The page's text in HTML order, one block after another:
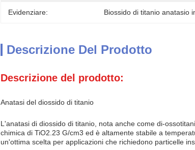
Evidenziare: Biossido di titanio anatasio
Descrizione Del Prodotto
Descrizione del prodotto:
Anatasi del diossido di titanio
L'anatasi di diossido di titanio, nota anche come di-
chimica di TiO2.23 G/cm3 ed è altamente stabile a
un'ottima scelta per applicazioni che richiedono particelle